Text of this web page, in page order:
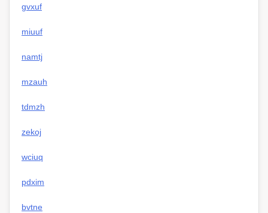
gvxuf
miuuf
namtj
mzauh
tdmzh
zekoj
wciuq
pdxim
bvtne